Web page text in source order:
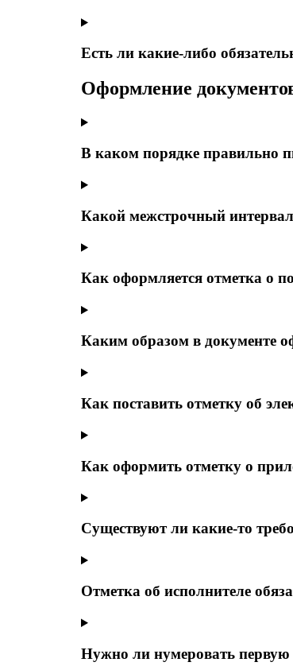
Есть ли какие-либо
Оформление
В каком порядке правильно
Какой межстрочный
Как оформляется отметка о
Каким образом в документе
Как поставить отметку об
Как оформить отметку о
Существуют ли какие-то
Отметка об исполнителе
Нужно ли нумеровать первую